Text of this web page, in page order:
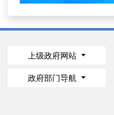
上级政府网站
政府部门导航